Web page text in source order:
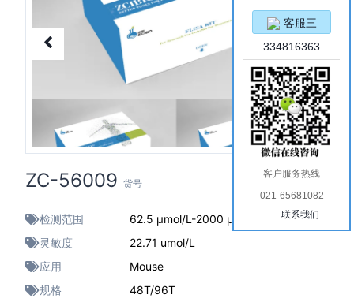
ZC-56009 货号
检测范围
62.5 μmol/L-2000 μmol/L
灵敏度
22.71 umol/L
应用
Mouse
规格
48T/96T
客服三
334816363
客户服务热线
021-65681082
联系我们